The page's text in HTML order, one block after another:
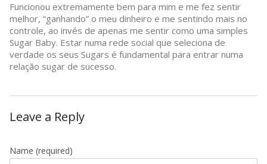
Funcionou extremamente bem para mim e me fez sentir
melhor, “ganhando” o meu dinheiro e me sentindo mais no
controle, ao invés de apenas me sentir como uma simples
Sugar Baby. Estar numa rede social que seleciona de
verdade os seus Sugars é fundamental para entrar numa
relação sugar de sucesso.
Leave a Reply
Name (required)